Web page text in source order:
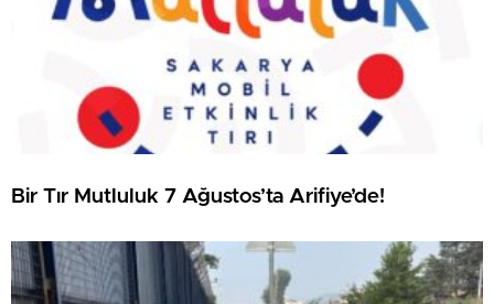
Bir Tır Mutluluk 7 Ağustos’ta Arifiye’de!